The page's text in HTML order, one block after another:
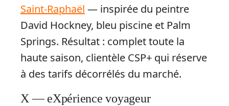
Saint-Raphaël — inspirée du peintre
David Hockney, bleu piscine et Palm
Springs. Résultat : complet toute la
haute saison, clientèle CSP+ qui réserve
à des tarifs décorrélés du marché.
X — eXpérience voyageur